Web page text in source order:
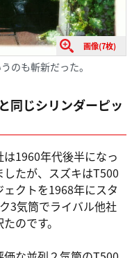
画像(7枚)
のも斬新だった。
同じシリンダーピッ
1960年代後半になっ
たが、スズキはT500
クトを1968年にスタ
3気筒でライバル他社
のです。